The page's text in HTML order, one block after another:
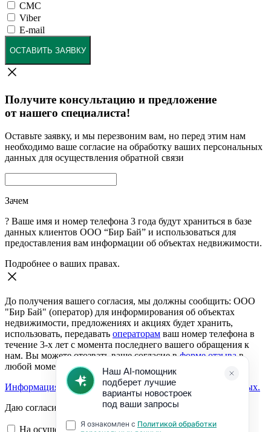
СМС
Viber
E-mail
ОСТАВИТЬ ЗАЯВКУ
Получите консультацию и предложение
от нашего специалиста!
Оставьте заявку, и мы перезвоним вам, но перед этим нам
необходимо ваше согласие на обработку ваших персональных
данных для осуществления обратной связи
Зачем
? Ваше имя и номер телефона 3 года будут храниться в базе
данных клиентов ООО “Бир Бай” и использоваться для
предоставления вам информации об объектах недвижимости.
Подробнее о ваших правах.
До получения вашего согласия, мы должны сообщить: ООО
"Бир Бай" (оператор) для информирования об объектах
недвижимости, предложениях и акциях будет хранить,
использовать, передавать операторам ваш номер телефона в
течение 3-х лет с момента последнего вашего обращения к
нам. Вы можете отозвать ваше согласие вформе отзывав
любой момент.
Информация о согласии на обработку персональных данных.
Даю согласие:
На осуществление обратной связи